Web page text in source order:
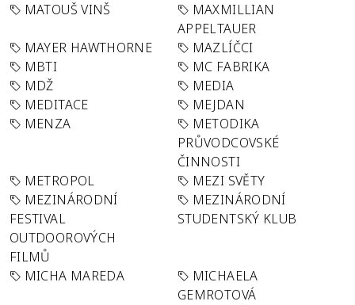
MATOUŠ VINŠ
MAXMILLIAN
APPELTAUER
MAYER HAWTHORNE
MAZLÍČCI
MBTI
MC FABRIKA
MDŽ
MEDIA
MEDITACE
MEJDAN
MENZA
METODIKA
PRŮVODCOVSKÉ
ČINNOSTI
METROPOL
MEZI SVĚTY
MEZINÁRODNÍ
FESTIVAL
OUTDOOROVÝCH
FILMŮ
MEZINÁRODNÍ
STUDENTSKÝ KLUB
MICHA MAREDA
MICHAELA
GEMROTOVÁ